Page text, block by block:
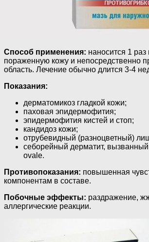
Способ применения: наносится 1 раз
пораженную кожу и непосредственно
область. Лечение обычно длится 3-4
Показания:
дерматомикоз гладкой кожи;
паховая эпидермофития;
эпидермофития кистей и стоп;
кандидоз кожи;
отрубевидный (разноцветный)
себорейный дерматит,
ovale.
Противопоказания: повышенная
компонентам в составе.
Побочные эффекты: раздражение,
аллергические реакции.